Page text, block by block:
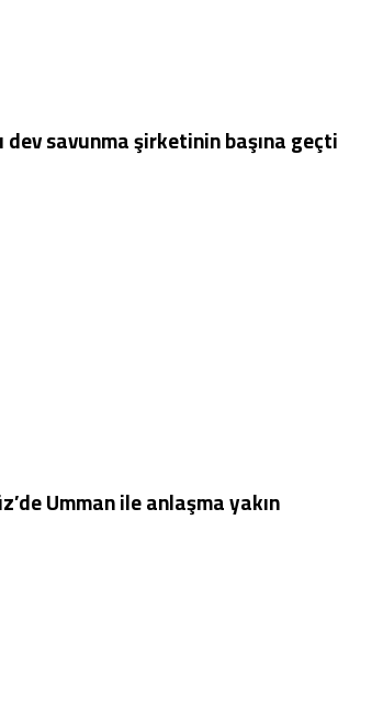
dev savunma şirketinin başına geçti
Umman ile anlaşma yakın